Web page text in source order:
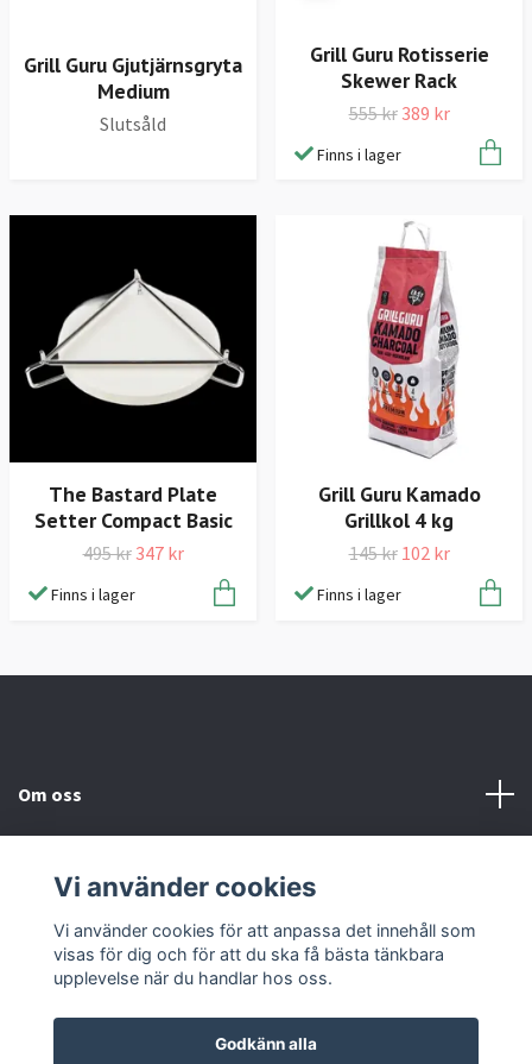
Grill Guru Gjutjärnsgryta
Medium
Slutsåld
Grill Guru Rotisserie
Skewer Rack
555 kr 389 kr
Finns i lager
The Bastard Plate
Setter Compact Basic
495 kr 347 kr
Finns i lager
Grill Guru Kamado
Grillkol 4 kg
145 kr 102 kr
Finns i lager
Om oss
Sociala medier
Vi använder cookies
Vi använder cookies för att anpassa det innehåll som
visas för dig och för att du ska få bästa tänkbara
upplevelse när du handlar hos oss.
Godkänn alla